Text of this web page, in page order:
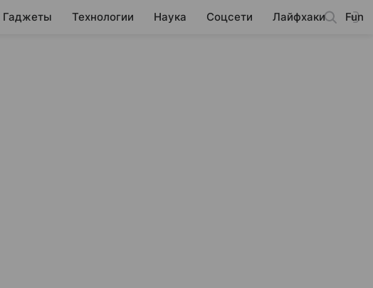
Гаджеты Технологии Наука Соцсети Лайфхаки Fun